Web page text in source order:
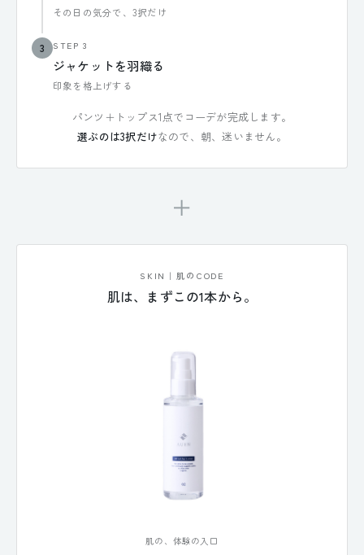
その日の気分で、3択だけ
3 STEP 3
ジャケットを羽織る
印象を格上げする
パンツ＋トップス1点でコーデが完成します。
選ぶのは3択だけなので、朝、迷いません。
＋
SKIN｜肌のCODE
肌は、まずこの1本から。
肌の、体験の入口